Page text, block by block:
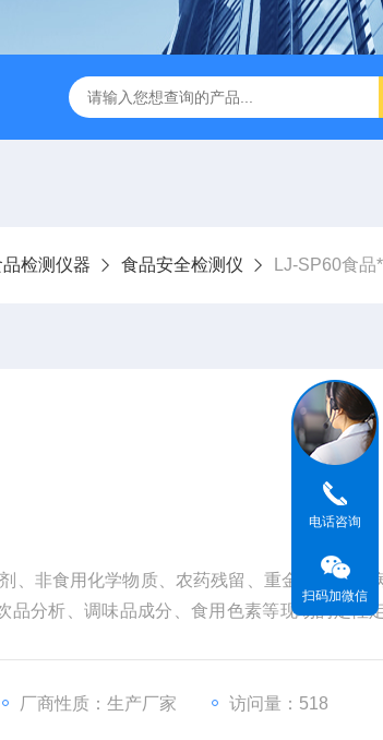
浓度分析仪 LJ-S104手持式水质总磷总氮检
品检测仪器 食品安全检测仪 LJ-SP60食
、非食用化学物质、农药残留、重金属含量、
品分析、调味品成分、食用色素等现场的定性
厂商性质：生产厂家 访问量：518
电话咨询
扫码加微信